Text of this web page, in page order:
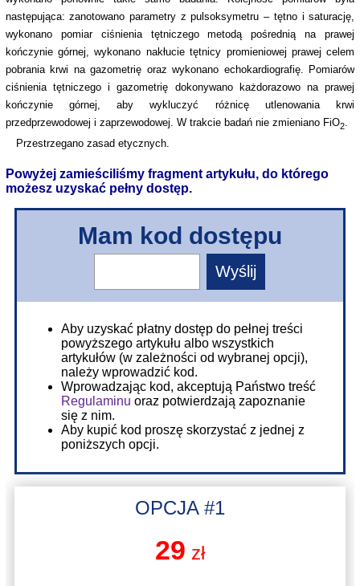
następująca: zanotowano parametry z pulsoksymetru – tętno i saturację,
wykonano pomiar ciśnienia tętniczego metodą pośrednią na prawej
kończynie górnej, wykonano nakłucie tętnicy promieniowej prawej celem
pobrania krwi na gazometrię oraz wykonano echokardiografię. Pomiarów
ciśnienia tętniczego i gazometrię dokonywano każdorazowo na prawej
kończynie górnej, aby wykluczyć różnicę utlenowania krwi
przedprzewodowej i zaprzewodowej. W trakcie badań nie zmieniano FiO2.
Przestrzegano zasad etycznych.
Powyżej zamieściliśmy fragment artykułu, do którego
możesz uzyskać pełny dostęp.
Mam kod dostępu
Aby uzyskać płatny dostęp do pełnej treści
powyższego artykułu albo wszystkich
artykułów (w zależności od wybranej opcji),
należy wprowadzić kod.
Wprowadzając kod, akceptują Państwo treść
Regulaminu oraz potwierdzają zapoznanie
się z nim.
Aby kupić kod proszę skorzystać z jednej z
poniższych opcji.
OPCJA #1
29 zł